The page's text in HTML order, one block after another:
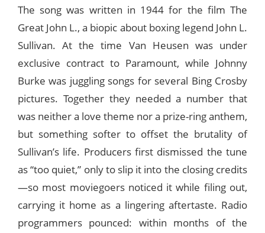
The song was written in 1944 for the film The
Great John L., a biopic about boxing legend John L.
Sullivan. At the time Van Heusen was under
exclusive contract to Paramount, while Johnny
Burke was juggling songs for several Bing Crosby
pictures. Together they needed a number that
was neither a love theme nor a prize-ring anthem,
but something softer to offset the brutality of
Sullivan’s life. Producers first dismissed the tune
as “too quiet,” only to slip it into the closing credits
—so most moviegoers noticed it while filing out,
carrying it home as a lingering aftertaste. Radio
programmers pounced: within months of the